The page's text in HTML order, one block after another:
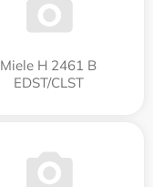
Miele H 2461 B
EDST/CLST